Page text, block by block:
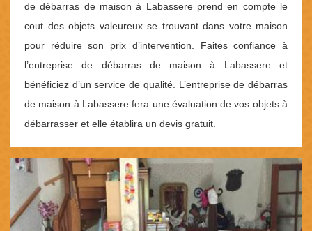
de débarras de maison à Labassere prend en compte le
cout des objets valeureux se trouvant dans votre maison
pour réduire son prix d’intervention. Faites confiance à
l’entreprise de débarras de maison à Labassere et
bénéficiez d’un service de qualité. L’entreprise de débarras
de maison à Labassere fera une évaluation de vos objets à
débarrasser et elle établira un devis gratuit.